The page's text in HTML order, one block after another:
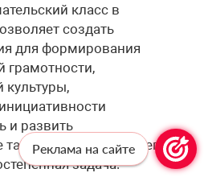
класс в
создать
для формирования
грамотности,
культуры,
и развить
таланты подрастающего
задача.
Реклама на сайте